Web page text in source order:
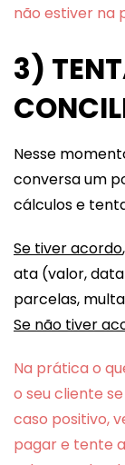
não estiver na
3)
Nesse
conversa um
cálculos e
Se tiver acordo
ata (valor,
parcelas,
Se não tiver
Na prática o
o seu cliente
caso positivo,
pagar e tente